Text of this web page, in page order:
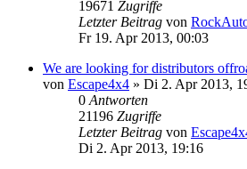
19671 Zugriffe
Letzter Beitrag von
Fr 19. Apr 2013, 00:03
We are looking for distributors
von Escape4x4 » Di 2. Apr 2013,
0 Antworten
21196 Zugriffe
Letzter Beitrag von
Di 2. Apr 2013, 19:16